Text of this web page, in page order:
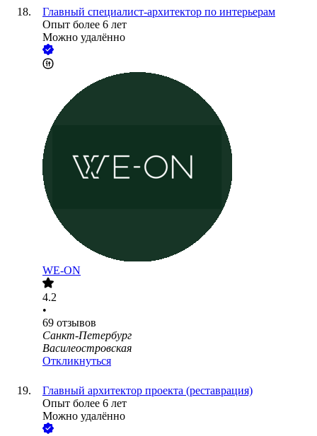
Главный специалист-архитектор по интерьерам
Опыт более 6 лет
Можно удалённо
WE-ON
4.2
•
69 отзывов
Санкт-Петербург
Василеостровская
Откликнуться
Главный архитектор проекта (реставрация)
Опыт более 6 лет
Можно удалённо